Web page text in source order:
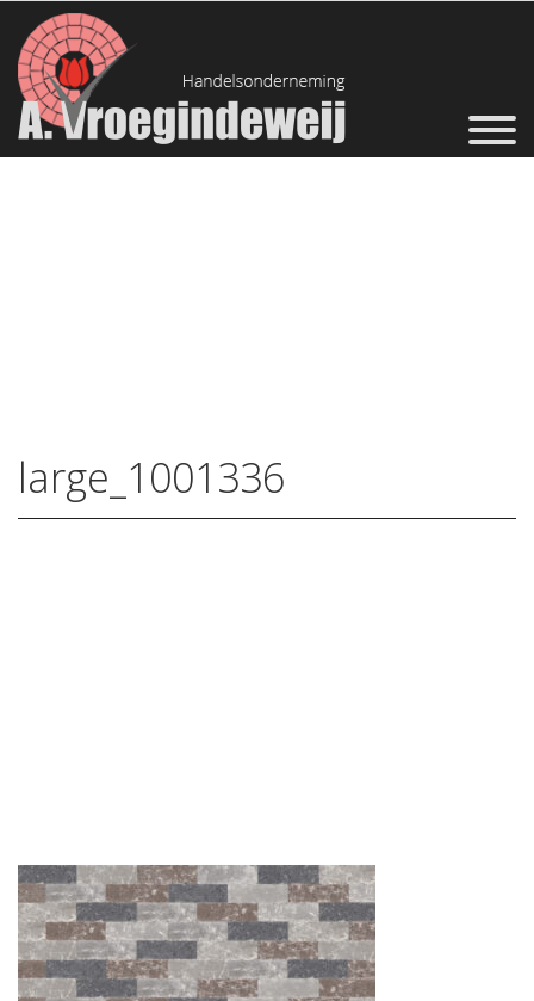
large_1001336